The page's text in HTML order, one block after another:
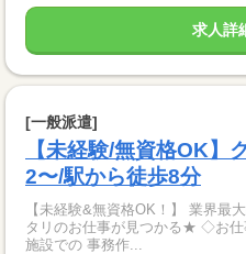
求人詳
[一般派遣]
【未経験/無資格OK】
2〜/駅から徒歩8分
【未経験&無資格OK！】 業界最
タリのお仕事が見つかる★ ◇お仕事内容◇ 病院やクリニック、介護
施設での 事務作...